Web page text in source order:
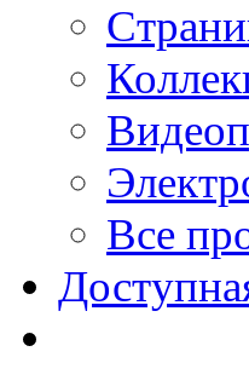
Все